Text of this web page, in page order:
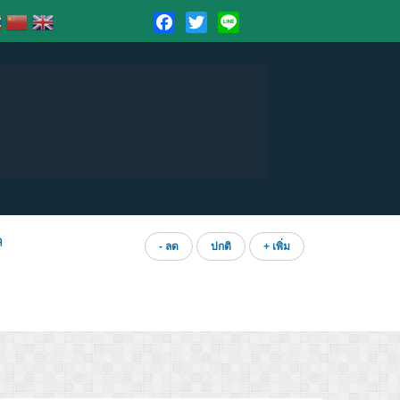
Facebook
TwitterLine
- ลด ปกติ + เพิ่ม